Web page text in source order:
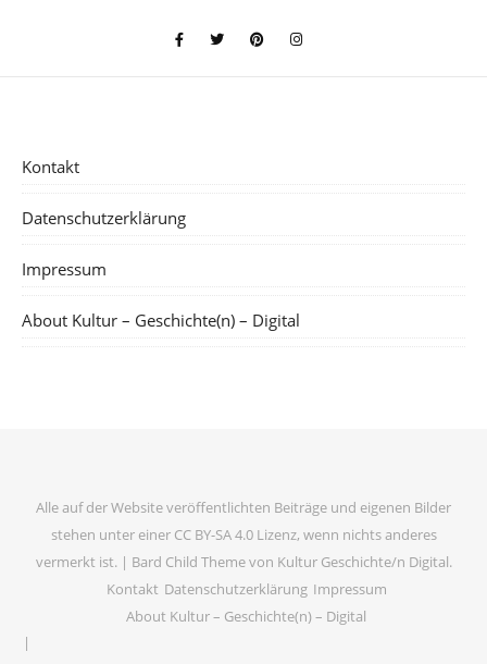
Kontakt
Datenschutzerklärung
Impressum
About Kultur – Geschichte(n) – Digital
Alle auf der Website veröffentlichten Beiträge und eigenen Bilder
stehen unter einer CC BY-SA 4.0 Lizenz, wenn nichts anderes
vermerkt ist. | Bard Child Theme von Kultur Geschichte/n Digital.
Kontakt Datenschutzerklärung Impressum
About Kultur – Geschichte(n) – Digital